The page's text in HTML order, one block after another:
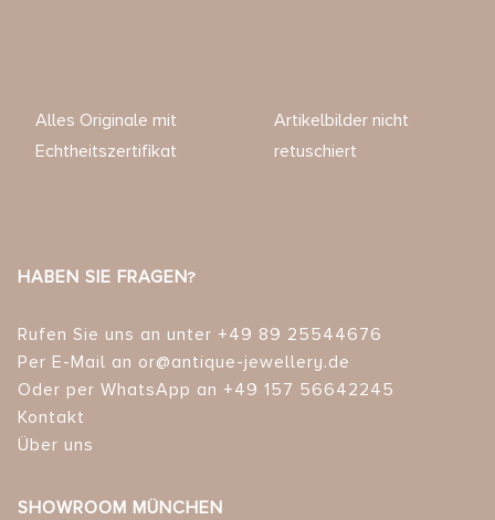
Alles Originale mit
Echtheitszertifikat
Artikelbilder nicht
retuschiert
HABEN SIE FRAGEN?
Rufen Sie uns an unter +49 89 25544676
Per E-Mail an or@antique-jewellery.de
Oder per WhatsApp an +49 157 56642245
Kontakt
Über uns
SHOWROOM MÜNCHEN